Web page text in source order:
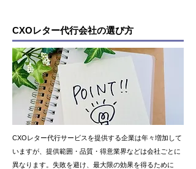
CXOレター代行会社の選び方
CXOレター代行サービスを提供する企業は年々増加して
いますが、提供範囲・品質・得意業界などは会社ごとに
異なります。失敗を避け、最大限の効果を得るために